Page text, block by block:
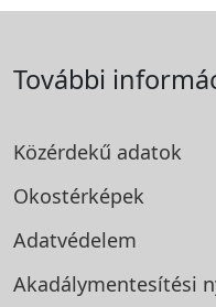
További
Közérdekű adatok
Okostérképek
Adatvédelem
Akadálymentesítési